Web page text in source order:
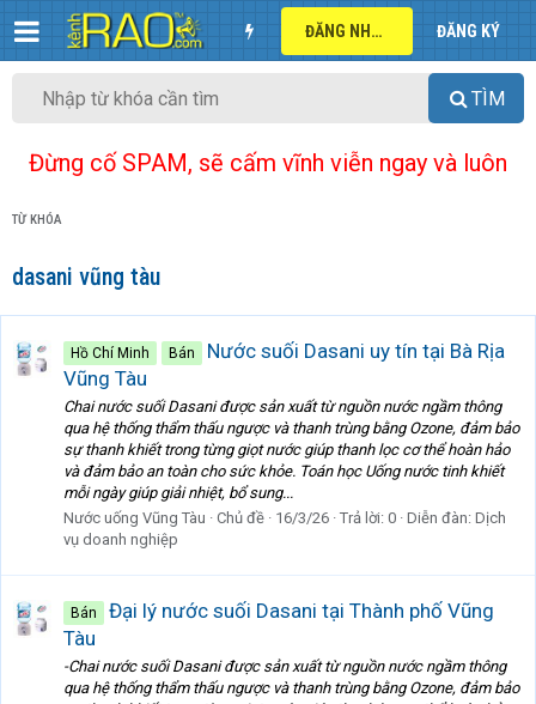
ĐĂNG NHẬP ĐĂNG KÝ
TÌM
Đừng cố SPAM, sẽ cấm vĩnh viễn ngay và luôn
TỪ KHÓA
dasani vũng tàu
Hồ Chí Minh Bán
Nước suối Dasani uy tín tại Bà Rịa
Vũng Tàu
Chai nước suối Dasani được sản xuất từ nguồn nước ngầm thông
qua hệ thống thẩm thấu ngược và thanh trùng bằng Ozone, đảm bảo
sự thanh khiết trong từng giọt nước giúp thanh lọc cơ thể hoàn hảo
và đảm bảo an toàn cho sức khỏe. Toán học Uống nước tinh khiết
mỗi ngày giúp giải nhiệt, bổ sung...
Nước uống Vũng Tàu
Chủ đề 16/3/26 Trả lời: 0 Diễn đàn: Dịch
vụ doanh nghiệp
Bán
Đại lý nước suối Dasani tại Thành phố Vũng
Tàu
-Chai nước suối Dasani được sản xuất từ nguồn nước ngầm thông
qua hệ thống thẩm thấu ngược và thanh trùng bằng Ozone, đảm bảo